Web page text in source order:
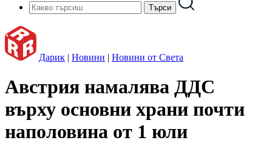
Дарик | Новини | Новини от Света
Австрия намалява ДДС
върху основни храни почти
наполовина от 1 юли